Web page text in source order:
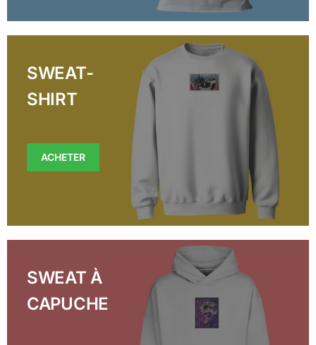
SWEAT-
SHIRT
ACHETER
SWEAT À
CAPUCHE